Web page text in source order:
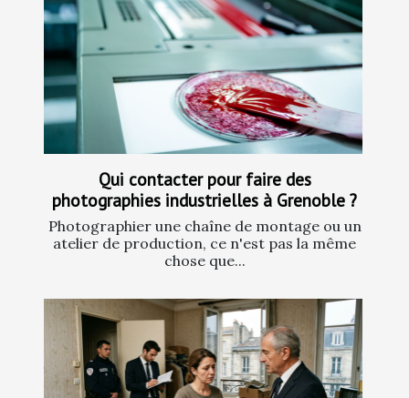
Qui contacter pour faire des
photographies industrielles à Grenoble ?
Photographier une chaîne de montage ou un
atelier de production, ce n'est pas la même
chose que...